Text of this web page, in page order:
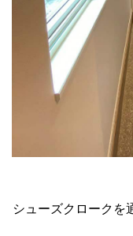
シューズクロークを